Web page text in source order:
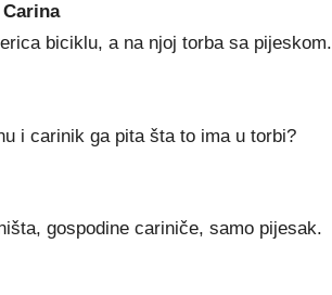
biciklu, a na njoj torba sa pijeskom.
i carinik ga pita šta to ima u torbi?
gospodine cariniče, samo pijesak.